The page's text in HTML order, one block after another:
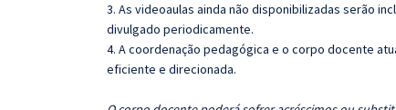
3. As videoaulas ainda não disponibilizadas serão
divulgado periodicamente.
4. A coordenação pedagógica e o corpo docente
eficiente e direcionada.